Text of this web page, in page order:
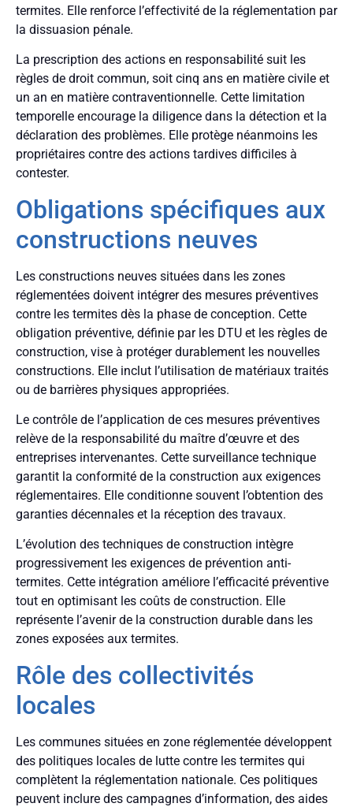
termites. Elle renforce l’effectivité de la réglementation par
la dissuasion pénale.
La prescription des actions en responsabilité suit les
règles de droit commun, soit cinq ans en matière civile et
un an en matière contraventionnelle. Cette limitation
temporelle encourage la diligence dans la détection et la
déclaration des problèmes. Elle protège néanmoins les
propriétaires contre des actions tardives difficiles à
contester.
Obligations spécifiques aux
constructions neuves
Les constructions neuves situées dans les zones
réglementées doivent intégrer des mesures préventives
contre les termites dès la phase de conception. Cette
obligation préventive, définie par les DTU et les règles de
construction, vise à protéger durablement les nouvelles
constructions. Elle inclut l’utilisation de matériaux traités
ou de barrières physiques appropriées.
Le contrôle de l’application de ces mesures préventives
relève de la responsabilité du maître d’œuvre et des
entreprises intervenantes. Cette surveillance technique
garantit la conformité de la construction aux exigences
réglementaires. Elle conditionne souvent l’obtention des
garanties décennales et la réception des travaux.
L’évolution des techniques de construction intègre
progressivement les exigences de prévention anti-
termites. Cette intégration améliore l’efficacité préventive
tout en optimisant les coûts de construction. Elle
représente l’avenir de la construction durable dans les
zones exposées aux termites.
Rôle des collectivités
locales
Les communes situées en zone réglementée développent
des politiques locales de lutte contre les termites qui
complètent la réglementation nationale. Ces politiques
peuvent inclure des campagnes d’information, des aides